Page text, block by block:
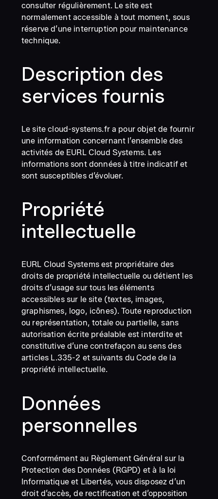
consulter régulièrement. Le site est
normalement accessible à tout moment, sous
réserve d’une interruption pour maintenance
technique.
Description des
services fournis
Le site cloud-systems.fr a pour objet de fournir
une information concernant l’ensemble des
activités de EURL Cloud Systems. Les
informations sont données à titre indicatif et
sont susceptibles d’évoluer.
Propriété
intellectuelle
EURL Cloud Systems est propriétaire des
droits de propriété intellectuelle ou détient les
droits d’usage sur tous les éléments
accessibles sur le site (textes, images,
graphismes, logo, icônes). Toute reproduction
ou représentation, totale ou partielle, sans
autorisation écrite préalable est interdite et
constitutive d’une contrefaçon au sens des
articles L.335-2 et suivants du Code de la
propriété intellectuelle.
Données
personnelles
Conformément au Règlement Général sur la
Protection des Données (RGPD) et à la loi
Informatique et Libertés, vous disposez d’un
droit d’accès, de rectification et d’opposition